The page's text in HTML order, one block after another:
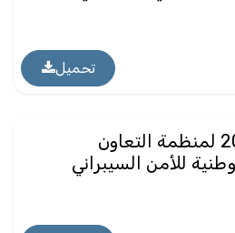
تحميل
التقرير السنوي 2025 لمنظمة التعاون
للأمن السيبراني